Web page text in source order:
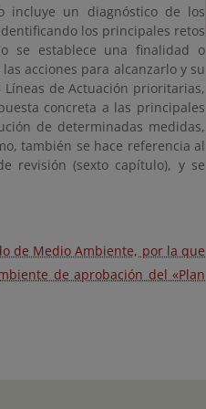
incluye un diagnóstico de los
los principales retos
se establece una finalidad o
acciones para alcanzarlo y su
de Actuación prioritarias,
concreta a las principales
de determinadas medidas,
también se hace referencia al
revisión (sexto capítulo), y se
de Medio Ambiente, por la que
de aprobación del «Plan